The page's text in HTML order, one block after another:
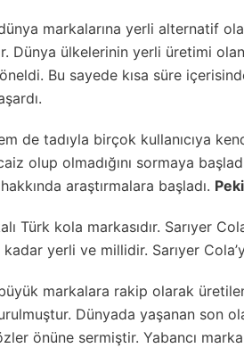
markalarına yerli alternatif
Dünya ülkelerinin yerli üretimi
Bu sayede kısa süre
de tadıyla birçok kullanıcıya
olup olmadığını sormaya
araştırmalara başladı.
Türk kola markasıdır. Sarıyer
kadar yerli ve millidir. Sarıyer
markalara rakip olarak
Dünyada yaşanan son
önüne sermiştir. Yabancı